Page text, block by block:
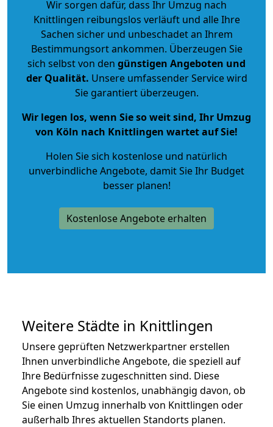
Wir sorgen dafür, dass Ihr Umzug nach
Knittlingen reibungslos verläuft und alle Ihre
Sachen sicher und unbeschadet an Ihrem
Bestimmungsort ankommen. Überzeugen Sie
sich selbst von den günstigen Angeboten und
der Qualität. Unsere umfassender Service wird
Sie garantiert überzeugen.
Wir legen los, wenn Sie so weit sind, Ihr Umzug
von Köln nach Knittlingen wartet auf Sie!
Holen Sie sich kostenlose und natürlich
unverbindliche Angebote, damit Sie Ihr Budget
besser planen!
Kostenlose Angebote erhalten
Weitere Städte in Knittlingen
Unsere geprüften Netzwerkpartner erstellen
Ihnen unverbindliche Angebote, die speziell auf
Ihre Bedürfnisse zugeschnitten sind. Diese
Angebote sind kostenlos, unabhängig davon, ob
Sie einen Umzug innerhalb von Knittlingen oder
außerhalb Ihres aktuellen Standorts planen.